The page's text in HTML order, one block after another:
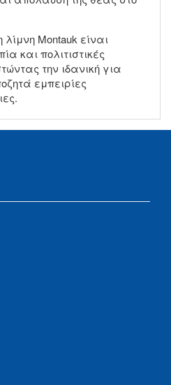
Montauk είναι
και πολιτιστικές
την ιδανική για
εμπειρίες